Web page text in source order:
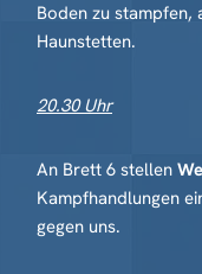
Boden zu stampfen,
Haunstetten.
20.30 Uhr
An Brett 6 stellen
Kampfhandlungen
gegen uns.